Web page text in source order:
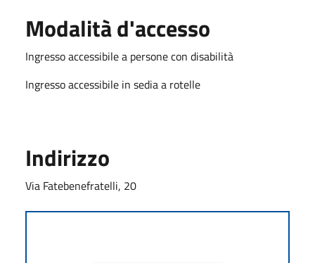
Modalità d'accesso
Ingresso accessibile a persone con disabilità
Ingresso accessibile in sedia a rotelle
Indirizzo
Via Fatebenefratelli, 20